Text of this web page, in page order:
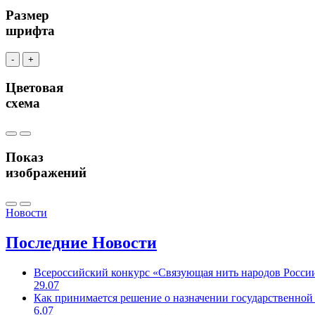
Размер
шрифта
- +
Цветовая
схема
Показ
изображений
Новости
Последние Новости
Всероссийский конкурс «Связующая нить народов
29.07
Как принимается решение о назначении
6.07